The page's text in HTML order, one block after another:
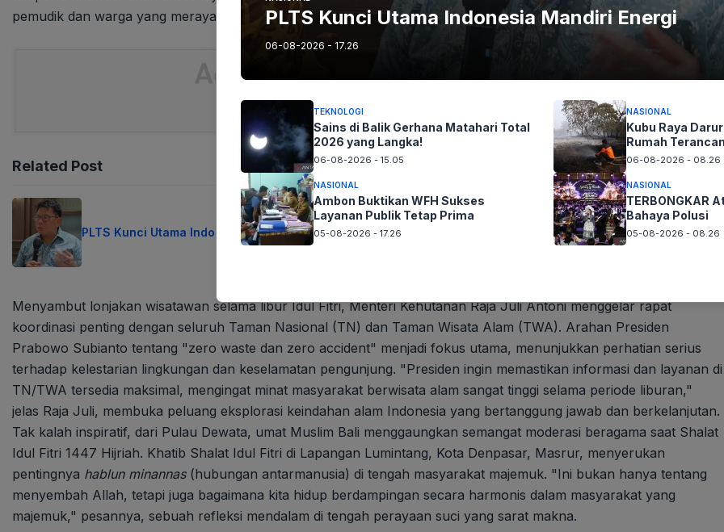
pemudik dan warga yang merayakan.
Related Post
PLTS Kunci Utama Indonesia Mandiri Energi
Kubu Raya Darurat Kebakaran 12 Hari Rumah
Menyambut lonjakan wisatawan selama libur Idul Fitri, Menteri Kehutanan Raja Juli Antoni menggelar rapat
koordinasi penting dengan seluruh Taman Nasional (TN) dan Taman Wisata Alam (TWA). Arahan Presiden
Prabowo Subianto tentang "zero waste dan zero accident" menjadi fokus utama, menunjukkan perhatian serius
terhadap kelestarian lingkungan dan keselamatan pengunjung. "Presiden ingin memastikan informasi dan layanan di
TN/TWA tersedia maksimal, mengingat minat masyarakat berwisata alam sangat tinggi selama periode liburan,"
jelas Raja Juli, membuka peluang eksplorasi keindahan alam Indonesia yang bertanggung jawab dan berkelanjutan.
Tak kalah inspiratif, dari Pulau Dewata, umat Muslim Bali menggaungkan semangat moderasi beragama saat Shalat
Idul Fitri 1447 Hijriah. Khatib Shalat Idul Fitri di Lapangan Lumintang, Kota Denpasar, Masrur, menyerukan
pentingnya hablun minannas(hubungan antarmanusia) di tengah masyarakat majemuk. "Ini bukan hanya tentang
menyembah Allah, tetapi juga bagaimana kita hidup berdampingan secara harmonis dalam masyarakat yang
majemuk," pesannya, sebuah refleksi mendalam di tengah perayaan suci yang sarat makna.
PLTS Kunci Utama Indonesia Mandiri Energi
06-08-2026 - 17.26
TEKNOLOGI
Sains di Balik Gerhana Matahari Total
2026 yang Langka!
06-08-2026 - 15.05
NASIONAL
Kubu Raya
Rumah
06-08-2026 - 08.26
NASIONAL
Ambon Buktikan WFH Sukses
Layanan Publik Tetap Prima
05-08-2026 - 17.26
NASIONAL
TERBONGKAR
Bahaya Polusi
05-08-2026 - 08.26